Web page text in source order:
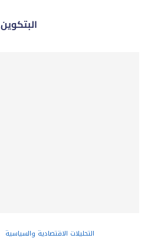
البتكوين
التحليلات الاقتصادية والسياسية